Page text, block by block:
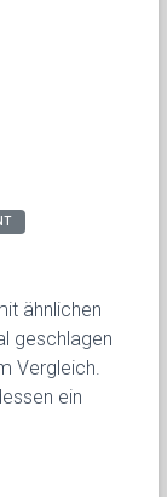
ähnlichen
geschlagen
Vergleich.
ein